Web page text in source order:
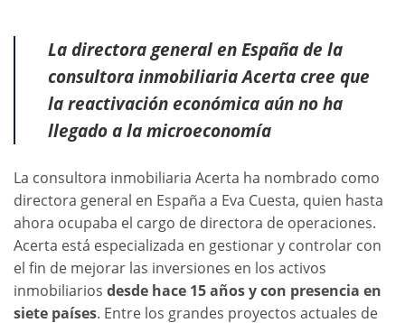
La directora general en España de la
consultora inmobiliaria Acerta cree que
la reactivación económica aún no ha
llegado a la microeconomía
La consultora inmobiliaria Acerta ha nombrado como
directora general en España a Eva Cuesta, quien hasta
ahora ocupaba el cargo de directora de operaciones.
Acerta está especializada en gestionar y controlar con
el fin de mejorar las inversiones en los activos
inmobiliarios desde hace 15 años y con presencia en
siete países. Entre los grandes proyectos actuales de